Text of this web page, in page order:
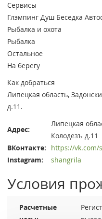
Сервисы
Глэмпинг Душ Беседка
Рыбалка и охота
Рыбалка
Остальное
На берегу
Как добраться
Липецкая область,
д.11.
Адрес:
Липецкая
Колодезъ д.11
ВКонтакте:
https://vk.com/
Instagram:
shangrila
Условия
Расчетные